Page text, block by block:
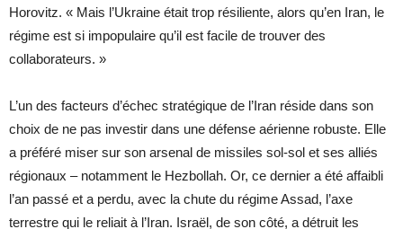
Horovitz. « Mais l’Ukraine était trop résiliente, alors qu’en Iran, le
régime est si impopulaire qu’il est facile de trouver des
collaborateurs. »
L’un des facteurs d’échec stratégique de l’Iran réside dans son
choix de ne pas investir dans une défense aérienne robuste. Elle
a préféré miser sur son arsenal de missiles sol-sol et ses alliés
régionaux – notamment le Hezbollah. Or, ce dernier a été affaibli
l’an passé et a perdu, avec la chute du régime Assad, l’axe
terrestre qui le reliait à l’Iran. Israël, de son côté, a détruit les